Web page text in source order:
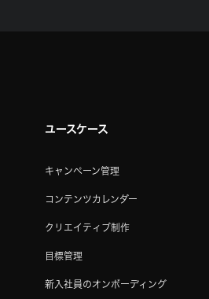
ユースケース
キャンペーン管理
コンテンツカレンダー
クリエイティブ制作
目標管理
新入社員のオンボーディング